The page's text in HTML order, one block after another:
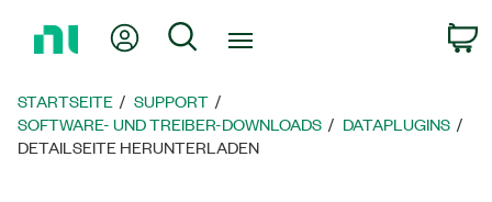
zur
Mein KontoSuche
STARTSEITE
SUPPORT
SOFTWARE- UND TREIBER-DOWNLOADS
DATAPLUGINS
DETAILSEITE HERUNTERLADEN